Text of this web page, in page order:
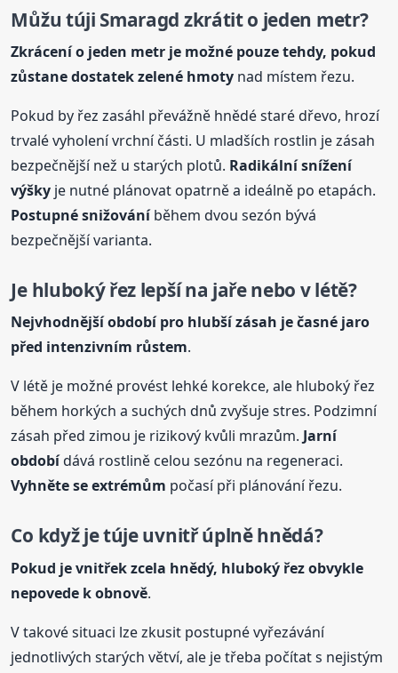
Můžu túji Smaragd zkrátit o jeden metr?
Zkrácení o jeden metr je možné pouze tehdy, pokud
zůstane dostatek zelené hmoty nad místem řezu.
Pokud by řez zasáhl převážně hnědé staré dřevo, hrozí
trvalé vyholení vrchní části. U mladších rostlin je zásah
bezpečnější než u starých plotů. Radikální snížení
výšky je nutné plánovat opatrně a ideálně po etapách.
Postupné snižováníběhem dvou sezón bývá
bezpečnější varianta.
Je hluboký řez lepší na jaře nebo v létě?
Nejvhodnější období pro hlubší zásah je časné jaro
před intenzivním růstem.
V létě je možné provést lehké korekce, ale hluboký řez
během horkých a suchých dnů zvyšuje stres. Podzimní
zásah před zimou je rizikový kvůli mrazům. Jarní
obdobídává rostlině celou sezónu na regeneraci.
Vyhněte se extrémům počasí při plánování řezu.
Co když je túje uvnitř úplně hnědá?
Pokud je vnitřek zcela hnědý, hluboký řez obvykle
nepovede k obnově.
V takové situaci lze zkusit postupné vyřezávání
jednotlivých starých větví, ale je třeba počítat s nejistým